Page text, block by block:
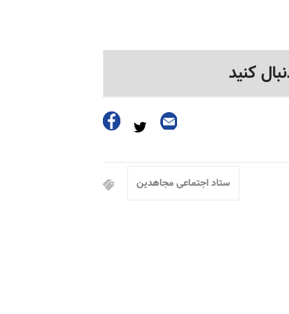
کنید
ستاد اجتماعی مجاهدین